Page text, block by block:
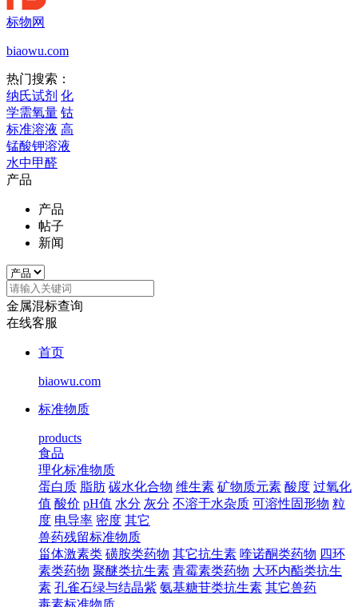
标物网
biaowu.com
热门搜索：
纳氏试剂 化
学需氧量 钴
标准溶液 高
锰酸钾溶液
水中甲醛
产品
产品
帖子
新闻
金属混标查询
在线客服
首页
biaowu.com
标准物质
products
食品
理化标准物质
蛋白质 脂肪 碳水化合物 维生素 矿物质元素 酸度 过氧化
值 酸价 pH值 水分 灰分 不溶于水杂质 可溶性固形物 粒
度 电导率 密度 其它
兽药残留标准物质
甾体激素类 磺胺类药物 其它抗生素 喹诺酮类药物 四环
素类药物 聚醚类抗生素 青霉素类药物 大环内酯类抗生
素 孔雀石绿与结晶紫 氨基糖苷类抗生素 其它兽药
毒素标准物质